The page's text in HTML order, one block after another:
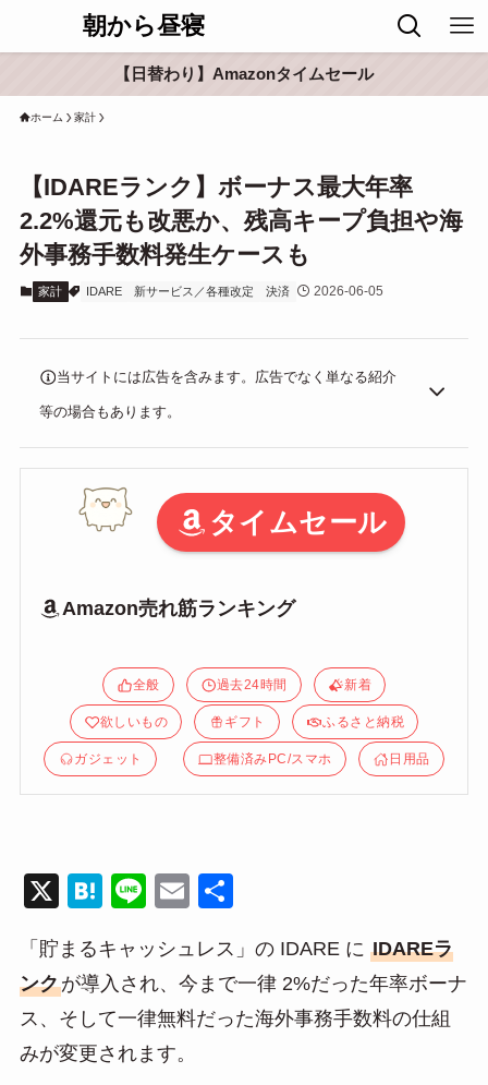
朝から昼寝
【日替わり】Amazonタイムセール
ホーム 家計
【IDAREランク】ボーナス最大年率
2.2%還元も改悪か、残高キープ負担や海
外事務手数料発生ケースも
家計 IDARE 新サービス／各種改定 決済 2026-06-05
当サイトには広告を含みます。広告でなく単なる紹介
等の場合もあります。
タイムセール
Amazon売れ筋ランキング
全般 過去24時間 新着
欲しいもの ギフト ふるさと納税
ガジェット 整備済みPC/スマホ 日用品
X
H
e
n
a
Li
e
E
ail
「貯まるキャッシュレス」の IDARE に IDAREラ
ンクが導入され、今まで一律 2%だった年率ボーナ
ス、そして一律無料だった海外事務手数料の仕組
みが変更されます。